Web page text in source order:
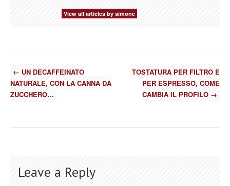
View all articles by simone
←UN DECAFFEINATO
NATURALE, CON LA CANNA DA
ZUCCHERO…
TOSTATURA PER FILTRO E
PER ESPRESSO, COME
CAMBIA IL PROFILO→
Leave a Reply